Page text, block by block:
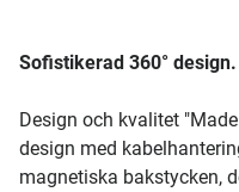
Sofistikerad 360° design.
Design och kvalitet
design med
magnetiska bakstycken,